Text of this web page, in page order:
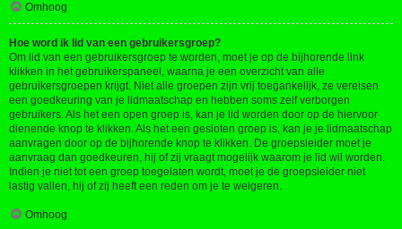
Omhoog
Hoe word ik lid van een gebruikersgroep?
Om lid van een gebruikersgroep te worden, moet je op de bijhorende link
klikken in het gebruikerspaneel, waarna je een overzicht van alle
gebruikersgroepen krijgt. Niet alle groepen zijn vrij toegankelijk, ze vereisen
een goedkeuring van je lidmaatschap en hebben soms zelf verborgen
gebruikers. Als het een open groep is, kan je lid worden door op de hiervoor
dienende knop te klikken. Als het een gesloten groep is, kan je je lidmaatschap
aanvragen door op de bijhorende knop te klikken. De groepsleider moet je
aanvraag dan goedkeuren, hij of zij vraagt mogelijk waarom je lid wil worden.
Indien je niet tot een groep toegelaten wordt, moet je de groepsleider niet
lastig vallen, hij of zij heeft een reden om je te weigeren.
Omhoog